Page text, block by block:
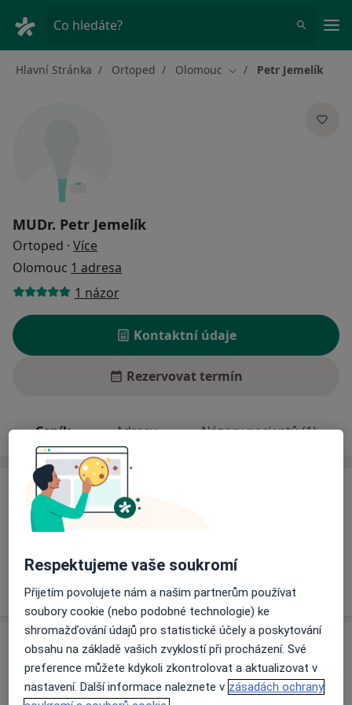
Co hledáte?
Hlavní Stránka Ortoped Olomouc Změna města
Petr Jemelík
MUDr. Petr Jemelík
Ortoped · Více
Olomouc 1 adresa
1 názor
Kontaktní údaje
Rezervovat termín
Ceník Adresy Názory pacientů (1)
Ceník
Informace o službách a cenách nejsou k dispozici
svých službách.
Adresa
Fakultní nemocnice Olomouc
Ivana Petroviče Pavlova 6,
Respektujeme vaše soukromí
Přijetím povolujete nám a našim partnerům používat
soubory cookie (nebo podobné technologie) ke
shromažďování údajů pro statistické účely a poskytování
obsahu na základě vašich zvyklostí při procházení. Své
preference můžete kdykoli zkontrolovat a aktualizovat v
nastavení. Další informace naleznete v zásadách ochrany